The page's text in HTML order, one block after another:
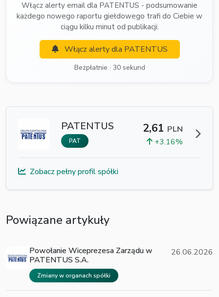
Włącz alerty email dla PATENTUS - podsumowanie
każdego nowego raportu giełdowego trafi do Ciebie w
ciągu kilku minut od publikacji.
Włącz alerty dla PATENTUS
Bezpłatnie · 30 sekund
PATENTUS
PAT
2,61 PLN
+3.16%
Zobacz pełny profil spółki
Powiązane artykuły
Powołanie Wiceprezesa Zarządu w
PATENTUS S.A.
Zmiany w organach spółki
26.06.2026